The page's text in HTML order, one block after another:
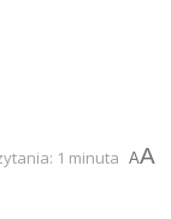
1 minuta
AA